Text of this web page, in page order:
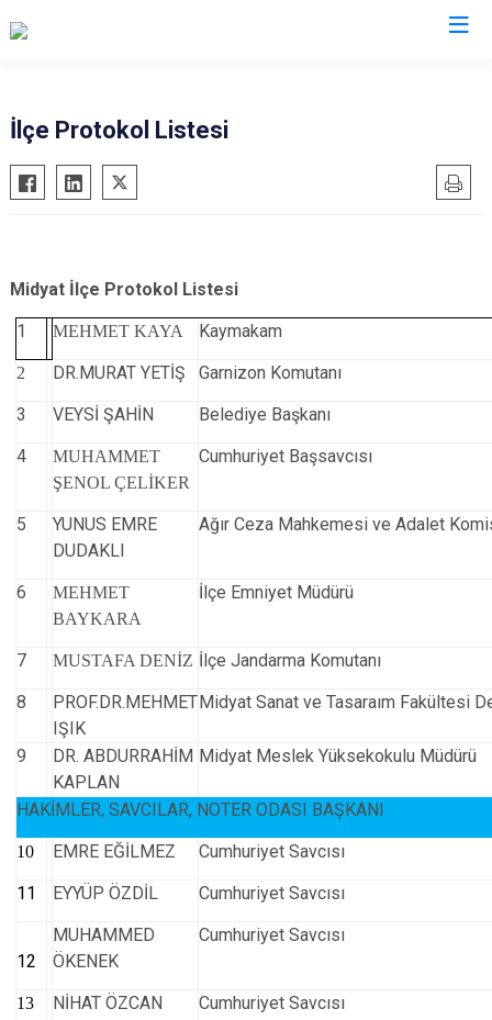
Dargeçit
Derik
Mazıdağı
İlçe Protokol Listesi
Midyat İlçe Protokol Listesi
1
MEHMET KAYA Kaymakam
2 DR.MURAT YETİŞ
Garnizon Komutanı
3
VEYSİ ŞAHİN
Belediye Başkanı
4
MUHAMMET
ŞENOL ÇELİKER
Cumhuriyet Başsavcısı
5
YUNUS EMRE
DUDAKLI
Ağır Ceza Mahkemesi ve Adalet
6
MEHMET
BAYKARA
İlçe Emniyet Müdürü
7 MUSTAFA DENİZ İlçe Jandarma Komutanı
8
PROF.DR.MEHMET
IŞIK
Midyat Sanat ve Tasaraım Fakültesi
9
DR. ABDURRAHİM
KAPLAN
Midyat Meslek Yüksekokulu Müdürü
HAKİMLER, SAVCILAR, NOTER ODASI BAŞKANI
10 EMRE EĞİLMEZ
Cumhuriyet Savcısı
11
EYYÜP ÖZDİL Cumhuriyet Savcısı
12
MUHAMMED
ÖKENEK
Cumhuriyet Savcısı
13 NİHAT ÖZCAN Cumhuriyet Savcısı